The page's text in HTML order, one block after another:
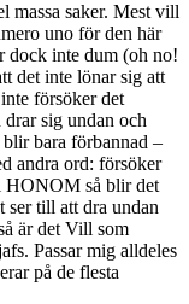
massa saker. Mest vill
uno för den här
dock inte dum (oh no!
det inte lönar sig att
försöker det
sig undan och
bara förbannad –
andra ord: försöker
HONOM så blir det
ser till att dra undan
är det Vill som
Passar mig alldeles
på de flesta